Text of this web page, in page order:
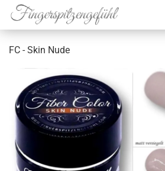
FC - Skin Nude